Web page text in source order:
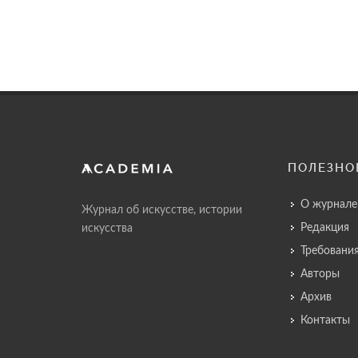
Журнал об искусстве, истории
искусства
О журнале
Редакция
Авторы
Архив
Контакты